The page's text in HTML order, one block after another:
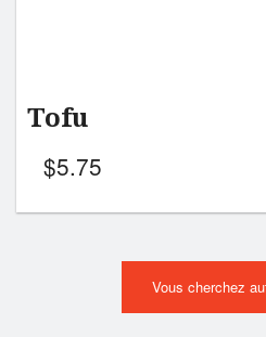
Tofu
$5.75
Vous cherchez